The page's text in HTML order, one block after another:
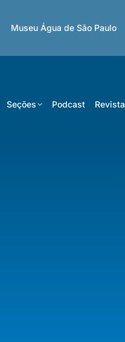
Museu Água de São Paulo
Seções Podcast Revista